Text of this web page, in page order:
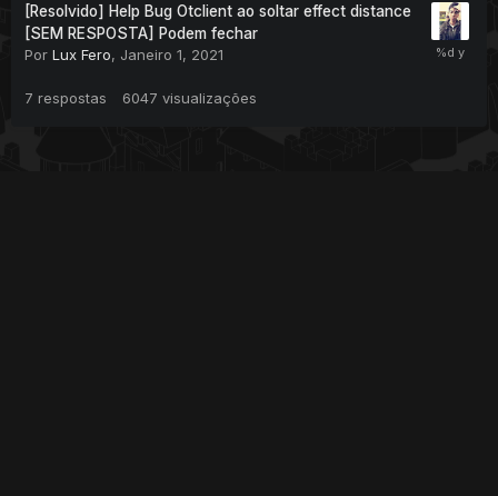
[Resolvido] Help Bug Otclient ao soltar effect distance
[SEM RESPOSTA] Podem fechar
Por Lux Fero, Janeiro 1, 2021
7 respostas 6047 visualizações